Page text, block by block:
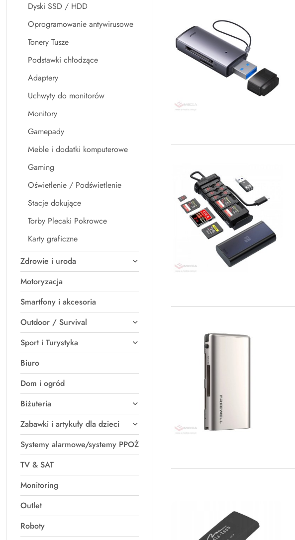
Dyski SSD / HDD
Oprogramowanie antywirusowe
Tonery Tusze
Podstawki chłodzące
Adaptery
Uchwyty do monitorów
Monitory
Gamepady
Meble i dodatki komputerowe
Gaming
Oświetlenie / Podświetlenie
Stacje dokujące
Torby Plecaki Pokrowce
Karty graficzne
Zdrowie i uroda
Motoryzacja
Smartfony i akcesoria
Outdoor / Survival
Sport i Turystyka
Biuro
Dom i ogród
Biżuteria
Zabawki i artykuły dla dzieci
Systemy alarmowe/systemy PPOŻ
TV & SAT
Monitoring
Outlet
Roboty